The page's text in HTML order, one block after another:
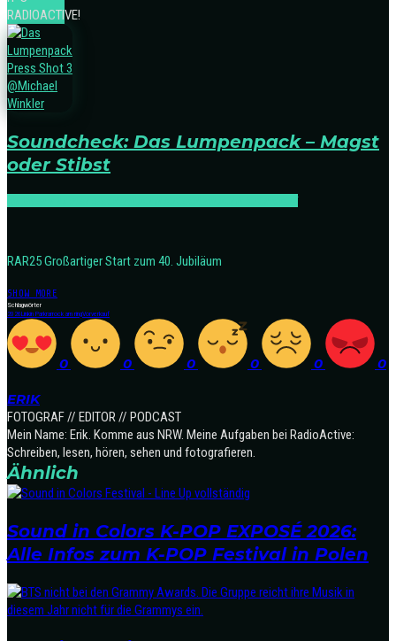
RADIOACTIVE!
Soundcheck: Das Lumpenpack – Magst
oder Stibst
RAR25 Großartiger Start zum 40. Jubiläum
SHOW MORE
Schlagwörter
2026Linkin Parkrarrock am ringVorverkauf
0 0 0 0 0 0
ERIK
FOTOGRAF // EDITOR // PODCAST
Mein Name: Erik. Komme aus NRW. Meine Aufgaben bei RadioActive:
Schreiben, lesen, hören, sehen und fotografieren.
Ähnlich
Sound in Colors K-POP EXPOSÉ 2026:
Alle Infos zum K-POP Festival in Polen